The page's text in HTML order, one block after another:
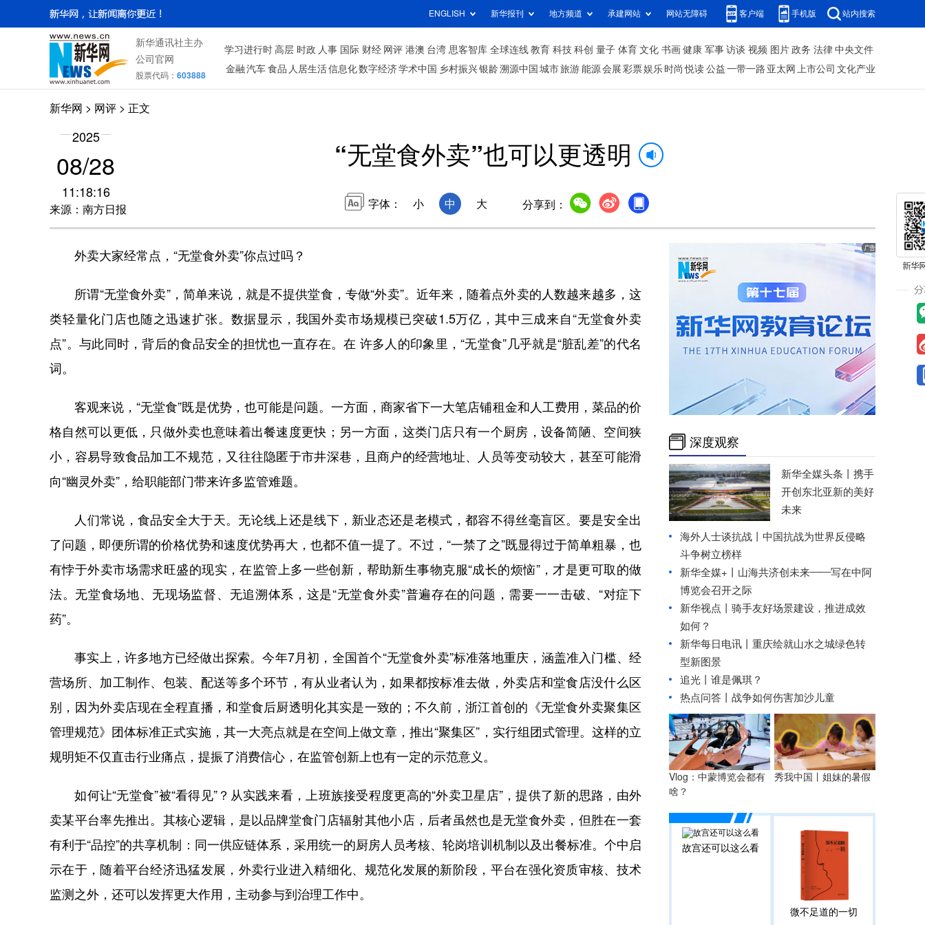
ENGLISH 新华报刊 地方频道 承建网站 网站无障碍 客户端 手机版 站内搜索
新华通讯社主办
公司官网
股票代码： 603888
学习进行时 高层 时政 人事 国际 财经 网评 港澳 台湾 思客智库 全球连线 教育 科技 科创 量子 体育 文化 书画 健康 军事 访谈 视频 图片 政务 法律 中央文件
金融 汽车 食品 人居生活信息化数字经济学术中国 乡村振兴银龄溯源中国 城市旅游 能源 会展 彩票娱乐 时尚 悦读 公益 一带一路 亚太网 上市公司 文化产业
新华网 > 网评 > 正文
2025
08/28
11:18:16
来源：南方日报
“无堂食外卖”也可以更透明
字体： 小 中 大 分享到：
外卖大家经常点，“无堂食外卖”你点过吗？
所谓“无堂食外卖”，简单来说，就是不提供堂食，专做“外卖”。近年来，随着点外卖的人数越来越多，这
类轻量化门店也随之迅速扩张。数据显示，我国外卖市场规模已突破1.5万亿，其中三成来自“无堂食外卖
点”。与此同时，背后的食品安全的担忧也一直存在。在 许多人的印象里，“无堂食”几乎就是“脏乱差”的代名
词。
客观来说，“无堂食”既是优势，也可能是问题。一方面，商家省下一大笔店铺租金和人工费用，菜品的价
格自然可以更低，只做外卖也意味着出餐速度更快；另一方面，这类门店只有一个厨房，设备简陋、空间狭
小，容易导致食品加工不规范，又往往隐匿于市井深巷，且商户的经营地址、人员等变动较大，甚至可能滑
向“幽灵外卖”，给职能部门带来许多监管难题。
人们常说，食品安全大于天。无论线上还是线下，新业态还是老模式，都容不得丝毫盲区。要是安全出
了问题，即便所谓的价格优势和速度优势再大，也都不值一提了。不过，“一禁了之”既显得过于简单粗暴，也
有悖于外卖市场需求旺盛的现实，在监管上多一些创新，帮助新生事物克服“成长的烦恼”，才是更可取的做
法。无堂食场地、无现场监督、无追溯体系，这是“无堂食外卖”普遍存在的问题，需要一一击破、“对症下
药”。
事实上，许多地方已经做出探索。今年7月初，全国首个“无堂食外卖”标准落地重庆，涵盖准入门槛、经
营场所、加工制作、包装、配送等多个环节，有从业者认为，如果都按标准去做，外卖店和堂食店没什么区
别，因为外卖店现在全程直播，和堂食后厨透明化其实是一致的；不久前，浙江首创的《无堂食外卖聚集区
管理规范》团体标准正式实施，其一大亮点就是在空间上做文章，推出“聚集区”，实行组团式管理。这样的立
规明矩不仅直击行业痛点，提振了消费信心，在监管创新上也有一定的示范意义。
如何让“无堂食”被“看得见”？从实践来看，上班族接受程度更高的“外卖卫星店”，提供了新的思路，由外
卖某平台率先推出。其核心逻辑，是以品牌堂食门店辐射其他小店，后者虽然也是无堂食外卖，但胜在一套
有利于“品控”的共享机制：同一供应链体系，采用统一的厨房人员考核、轮岗培训机制以及出餐标准。个中启
示在于，随着平台经济迅猛发展，外卖行业进入精细化、规范化发展的新阶段，平台在强化资质审核、技术
监测之外，还可以发挥更大作用，主动参与到治理工作中。
深度观察
新华全媒头条丨 携手
开创东北亚新的美好
未来
海外人士谈抗战丨中国抗战为世界反侵略
斗争树立榜样
新华全媒+丨 山海共济创未来——写在中阿
博览会召开之际
新华视点丨 骑手友好场景建设，推进成效
如何？
新华每日电讯丨 重庆绘就山水之城绿色转
型新图景
追光丨 谁是佩琪？
热点问答丨战争如何伤害加沙儿童
Vlog：中蒙博览会都有
啥？
秀我中国丨 姐妹的暑假
故宫还可以这么看
微不足道的一切